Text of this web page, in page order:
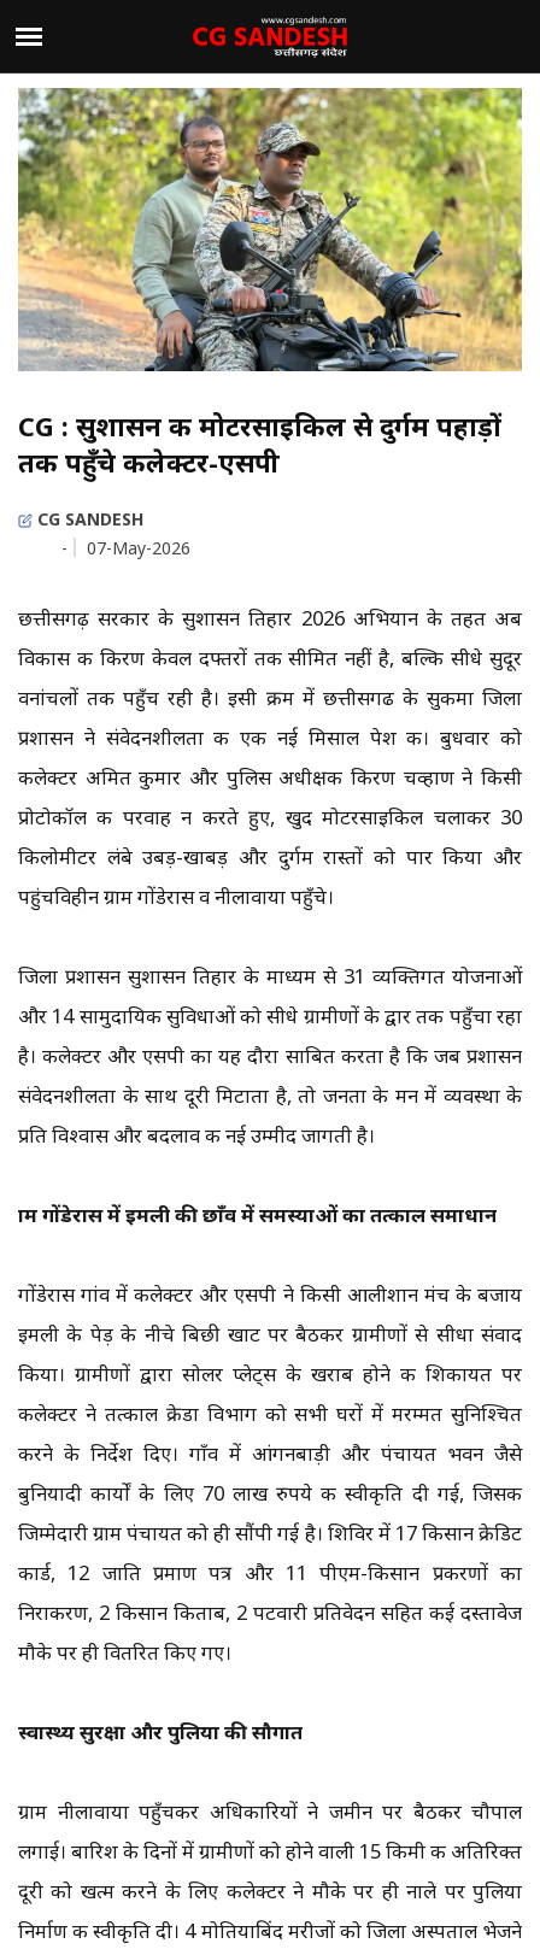
CG : सुशासन की मोटरसाइकिल से दुर्गम पहाड़ों
तक पहुँचे कलेक्टर-एसपी
CG SANDESH
-
07-May-2026
छत्तीसगढ़ सरकार के सुशासन तिहार 2026 अभियान के तहत अब
विकास की किरण केवल दफ्तरों तक सीमित नहीं है, बल्कि सीधे सुदूर
वनांचलों तक पहुँच रही है। इसी क्रम में छत्तीसगढ के सुकमा जिला
प्रशासन ने संवेदनशीलता की एक नई मिसाल पेश की। बुधवार को
कलेक्टर अमित कुमार और पुलिस अधीक्षक किरण चव्हाण ने किसी
प्रोटोकॉल की परवाह न करते हुए, खुद मोटरसाइकिल चलाकर 30
किलोमीटर लंबे उबड़-खाबड़ और दुर्गम रास्तों को पार किया और
पहुंचविहीन ग्राम गोंडेरास व नीलावाया पहुँचे।
जिला प्रशासन सुशासन तिहार के माध्यम से 31 व्यक्तिगत योजनाओं
और 14 सामुदायिक सुविधाओं को सीधे ग्रामीणों के द्वार तक पहुँचा रहा
है। कलेक्टर और एसपी का यह दौरा साबित करता है कि जब प्रशासन
संवेदनशीलता के साथ दूरी मिटाता है, तो जनता के मन में व्यवस्था के
प्रति विश्वास और बदलाव की नई उम्मीद जागती है।
ग्राम गोंडेरास में इमली की छाँव में समस्याओं का तत्काल समाधान
गोंडेरास गांव में कलेक्टर और एसपी ने किसी आलीशान मंच के बजाय
इमली के पेड़ के नीचे बिछी खाट पर बैठकर ग्रामीणों से सीधा संवाद
किया। ग्रामीणों द्वारा सोलर प्लेट्स के खराब होने की शिकायत पर
कलेक्टर ने तत्काल क्रेडा विभाग को सभी घरों में मरम्मत सुनिश्चित
करने के निर्देश दिए। गाँव में आंगनबाड़ी और पंचायत भवन जैसे
बुनियादी कार्यों के लिए 70 लाख रुपये की स्वीकृति दी गई, जिसकी
जिम्मेदारी ग्राम पंचायत को ही सौंपी गई है। शिविर में 17 किसान क्रेडिट
कार्ड, 12 जाति प्रमाण पत्र और 11 पीएम-किसान प्रकरणों का
निराकरण, 2 किसान किताब, 2 पटवारी प्रतिवेदन सहित कई दस्तावेज
मौके पर ही वितरित किए गए।
स्वास्थ्य सुरक्षा और पुलिया की सौगात
ग्राम नीलावाया पहुँचकर अधिकारियों ने जमीन पर बैठकर चौपाल
लगाई। बारिश के दिनों में ग्रामीणों को होने वाली 15 किमी की अतिरिक्त
दूरी को खत्म करने के लिए कलेक्टर ने मौके पर ही नाले पर पुलिया
निर्माण की स्वीकृति दी। 4 मोतियाबिंद मरीजों को जिला अस्पताल भेजने